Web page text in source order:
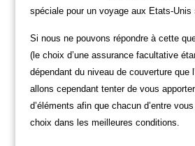
spéciale pour un voyage aux Etats-Unis
Si nous ne pouvons répondre à cette
(le choix d’une assurance facultative
dépendant du niveau de couverture que
allons cependant tenter de vous
d’éléments afin que chacun d’entre
choix dans les meilleures conditions.